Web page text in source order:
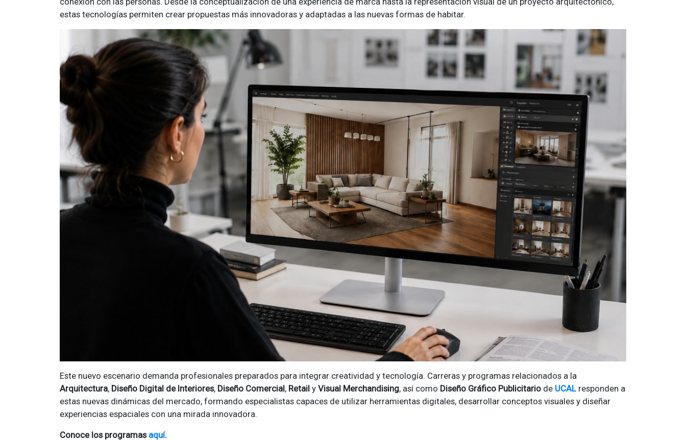
estas tecnologías permiten crear propuestas más innovadoras y adaptadas a las nuevas formas de habitar.
Este nuevo escenario demanda profesionales preparados para integrar creatividad y tecnología. Carreras y programas relacionados a la
Arquitectura, Diseño Digital de Interiores, Diseño Comercial, Retail y Visual Merchandising, así como Diseño Gráfico Publicitario de UCAL responden a
estas nuevas dinámicas del mercado, formando especialistas capaces de utilizar herramientas digitales, desarrollar conceptos visuales y diseñar
experiencias espaciales con una mirada innovadora.
Conoce los programas aquí.